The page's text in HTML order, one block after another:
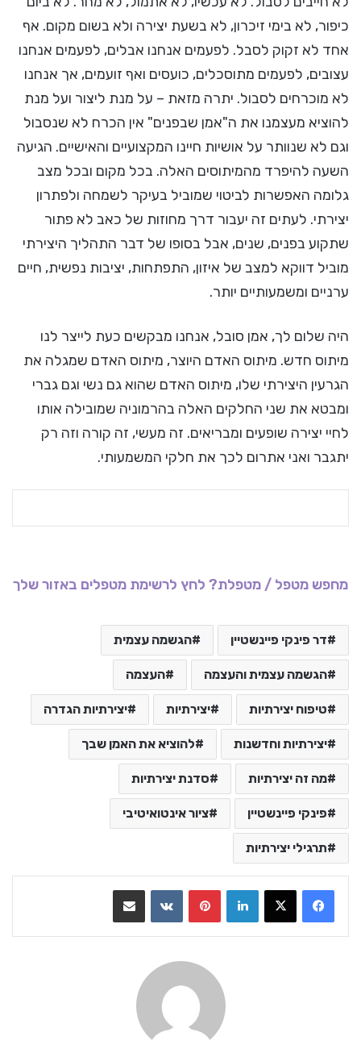
כיפור, לא בימי זיכרון, לא בשעת יצירה ולא בשום מקום. אף
אחד לא זקוק לסבל. לפעמים אנחנו אבלים, לפעמים אנחנו
עצובים, לפעמים מתוסכלים, כועסים ואף זועמים, אך אנחנו
לא מוכרחים לסבול. יתרה מזאת – על מנת ליצור ועל מנת
להוציא מעצמנו את ה"אמן שבפנים" אין הכרח לא שנסבול
וגם לא שנוותר על אושיות חיינו המקצועיים והאישיים. הגיעה
השעה להיפרד מהמיתוסים האלה. בכל מקום ובכל מצב
גלומה האפשרות לביטוי שמוביל בעיקר לשמחה ולפתרון
יצירתי. לעתים זה יעבור דרך מחוזות של כאב לא פתור
שתקוע בפנים, שנים, אבל בסופו של דבר התהליך היצירתי
מוביל דווקא למצב של איזון, התפתחות, יציבות נפשית, חיים
ערניים ומשמעותיים יותר.
היה שלום לך, אמן סובל, אנחנו מבקשים כעת לייצר לנו
מיתוס חדש. מיתוס האדם היוצר, מיתוס האדם שמגלה את
הגרעין היצירתי שלו, מיתוס האדם שהוא גם נשי וגם גברי
ומבטא את שני החלקים האלה בהרמוניה שמובילה אותו
לחיי יצירה שופעים ומבריאים. זה מעשי, זה קורה וזה רק
יתגבר ואני אתרום לכך את חלקי המשמעותי.
מחפש מטפל / מטפלת? לחץ לרשימת מטפלים באזור שלך
דר פינקי פיינשטיין הגשמה עצמית
הגשמה עצמית והעצמה העצמה
טיפוח יצירתיות יצירתיות יצירתיות הגדרה
יצירתיות וחדשנות להוציא את האמן שבך
מה זה יצירתיות סדנת יצירתיות
פינקי פיינשטיין ציור אינטואיטיבי
תרגילי יצירתיות
LinkedIn
VKontakte